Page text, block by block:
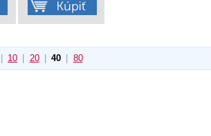
10 20 40 80